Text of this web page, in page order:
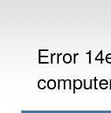
Error